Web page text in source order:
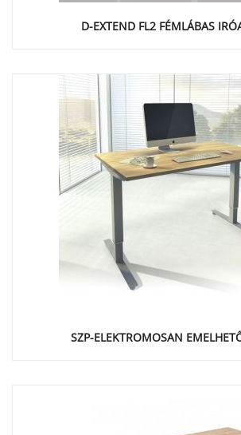
D-EXTEND FL2 FÉMLÁBAS
SZP-ELEKTROMOSAN